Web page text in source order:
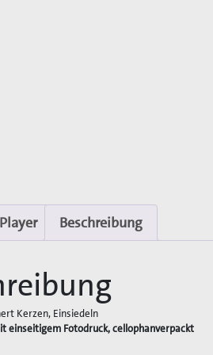
Beschreibung
Kerzen, Einsiedeln
einseitigem Fotodruck, cellophanverpackt